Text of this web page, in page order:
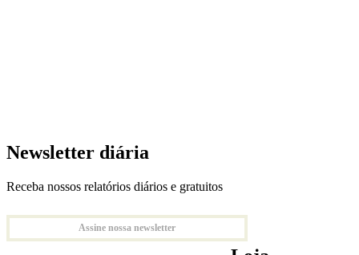
Newsletter diária
Receba nossos relatórios diários e gratuitos
Assine nossa newsletter